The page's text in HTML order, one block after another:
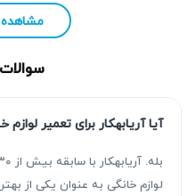
آیا آریابهکار برای تعمیر
لوازم خانگی به عنوان یکی از